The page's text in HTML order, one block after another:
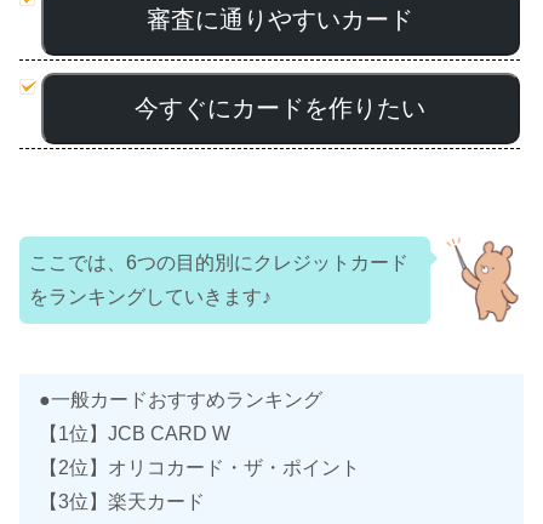
審査に通りやすいカード
今すぐにカードを作りたい
ここでは、6つの目的別にクレジットカード
をランキングしていきます♪
●一般カードおすすめランキング
【1位】JCB CARD W
【2位】オリコカード・ザ・ポイント
【3位】楽天カード